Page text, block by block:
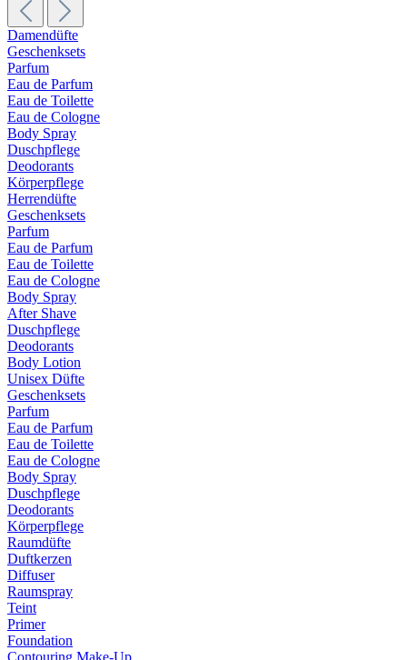
Damendüfte
Geschenksets
Parfum
Eau de Parfum
Eau de Toilette
Eau de Cologne
Body Spray
Duschpflege
Deodorants
Körperpflege
Herrendüfte
Geschenksets
Parfum
Eau de Parfum
Eau de Toilette
Eau de Cologne
Body Spray
After Shave
Duschpflege
Deodorants
Body Lotion
Unisex Düfte
Geschenksets
Parfum
Eau de Parfum
Eau de Toilette
Eau de Cologne
Body Spray
Duschpflege
Deodorants
Körperpflege
Raumdüfte
Duftkerzen
Diffuser
Raumspray
Teint
Primer
Foundation
Contouring Make-Up